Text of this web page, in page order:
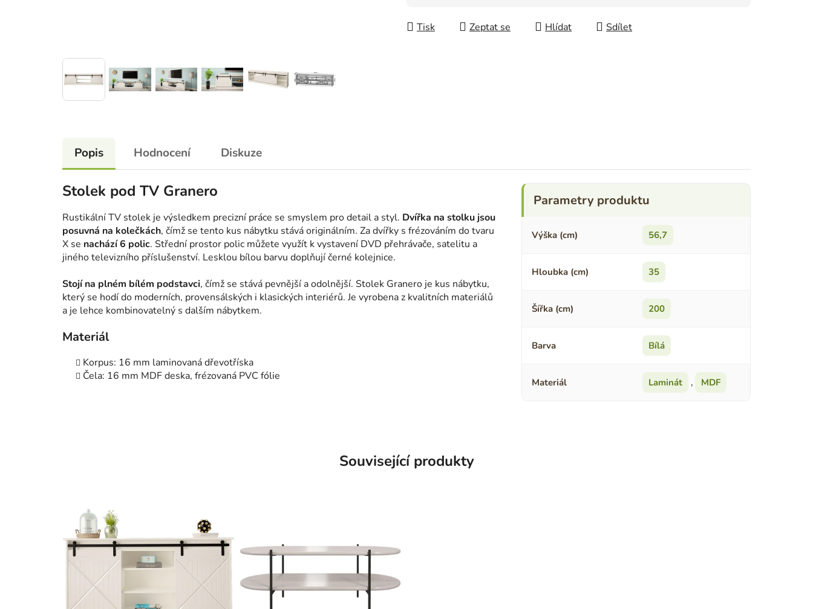
Tisk
Zeptat se Hlídat Sdílet
Popis Hodnocení Diskuze
Stolek pod TV Granero
Rustikální TV stolek je výsledkem precizní práce se smyslem pro detail a styl. Dvířka na stolku jsou
posuvná na kolečkách, čímž se tento kus nábytku stává originálním. Za dvířky s frézováním do tvaru
X se nachází 6 polic. Střední prostor polic můžete využít k vystavení DVD přehrávače, satelitu a
jiného televizního příslušenství. Lesklou bílou barvu doplňují černé kolejnice.
Stojí na plném bílém podstavci, čímž se stává pevnější a odolnější. Stolek Granero je kus nábytku,
který se hodí do moderních, provensálských i klasických interiérů. Je vyrobena z kvalitních materiálů
a je lehce kombinovatelný s dalším nábytkem.
Materiál
Korpus: 16 mm laminovaná dřevotříska
Čela: 16 mm MDF deska, frézovaná PVC fólie
Výška (cm) 56,7
Hloubka (cm) 35
Šířka (cm) 200
Barva Bílá
Materiál Laminát , MDF
Související produkty